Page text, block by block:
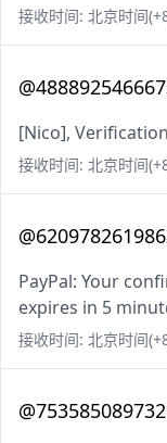
接收时间: 北京时间
[Nico],
接收时间: 北京时间
PayPal: Your
expires in 5
接收时间: 北京时间